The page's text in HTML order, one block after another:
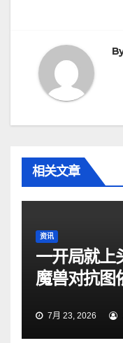
航
相关文章
资讯
一开局就上
魔兽对抗图
7月 23, 2026